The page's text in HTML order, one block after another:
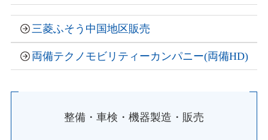
三菱ふそう中国地区販売
両備テクノモビリティーカンパニー(両備HD)
整備・車検・機器製造・販売